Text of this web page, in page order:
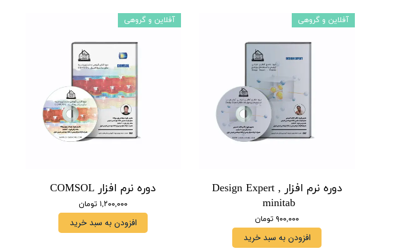
دوره نرم افزار Design Expert ,
minitab
۹۰۰,۰۰۰ تومان
افزودن به سبد خرید
آفلاین و گروهی
دوره نرم افزار COMSOL
۱,۲۰۰,۰۰۰ تومان
افزودن به سبد خرید
آفلاین و گروهی